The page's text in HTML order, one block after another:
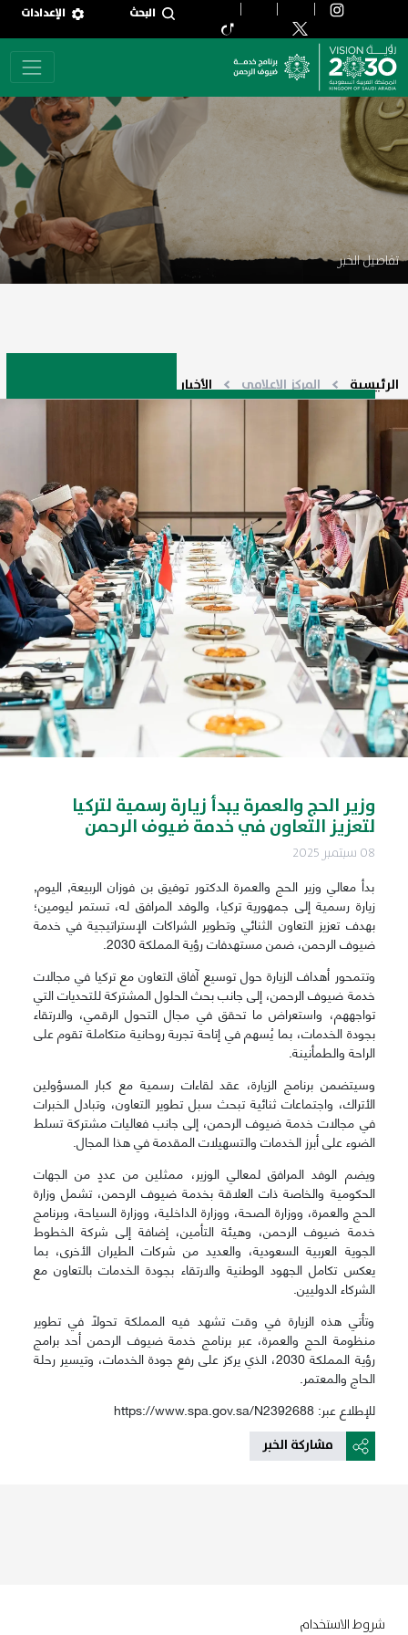
تجاوز إلى المحتوى الرئيسي البحث الإعدادات
تفاصيل الخبر
الرئيسية المركز الإعلامي الأخبار
وزير الحج والعمرة يبدأ زيارة رسمية لتركيا
لتعزيز التعاون في خدمة ضيوف الرحمن
08 سبتمبر 2025
بدأ معالي وزير الحج والعمرة الدكتور توفيق بن فوزان الربيعة, اليوم,
زيارة رسمية إلى جمهورية تركيا، والوفد المرافق له، تستمر ليومين؛
بهدف تعزيز التعاون الثنائي وتطوير الشراكات الإستراتيجية في خدمة
ضيوف الرحمن، ضمن مستهدفات رؤية المملكة 2030.
وتتمحور أهداف الزيارة حول توسيع آفاق التعاون مع تركيا في مجالات
خدمة ضيوف الرحمن، إلى جانب بحث الحلول المشتركة للتحديات التي
تواجههم، واستعراض ما تحقق في مجال التحول الرقمي، والارتقاء
بجودة الخدمات، بما يُسهم في إتاحة تجربة روحانية متكاملة تقوم على
الراحة والطمأنينة.
وسيتضمن برنامج الزيارة، عقد لقاءات رسمية مع كبار المسؤولين
الأتراك، واجتماعات ثنائية تبحث سبل تطوير التعاون، وتبادل الخبرات
في مجالات خدمة ضيوف الرحمن، إلى جانب فعاليات مشتركة تسلط
الضوء على أبرز الخدمات والتسهيلات المقدمة في هذا المجال.
ويضم الوفد المرافق لمعالي الوزير، ممثلين من عددٍ من الجهات
الحكومية والخاصة ذات العلاقة بخدمة ضيوف الرحمن، تشمل وزارة
الحج والعمرة، ووزارة الصحة، ووزارة الداخلية، ووزارة السياحة، وبرنامج
خدمة ضيوف الرحمن، وهيئة التأمين، إضافة إلى شركة الخطوط
الجوية العربية السعودية، والعديد من شركات الطيران الأخرى، بما
يعكس تكامل الجهود الوطنية والارتقاء بجودة الخدمات بالتعاون مع
الشركاء الدوليين.
وتأتي هذه الزيارة في وقت تشهد فيه المملكة تحولًا في تطوير
منظومة الحج والعمرة، عبر برنامج خدمة ضيوف الرحمن أحد برامج
رؤية المملكة 2030، الذي يركز على رفع جودة الخدمات، وتيسير رحلة
الحاج والمعتمر.
للإطلاع عبر: https://www.spa.gov.sa/N2392688
مشاركة الخبر
Footer menu
شروط الاستخدام